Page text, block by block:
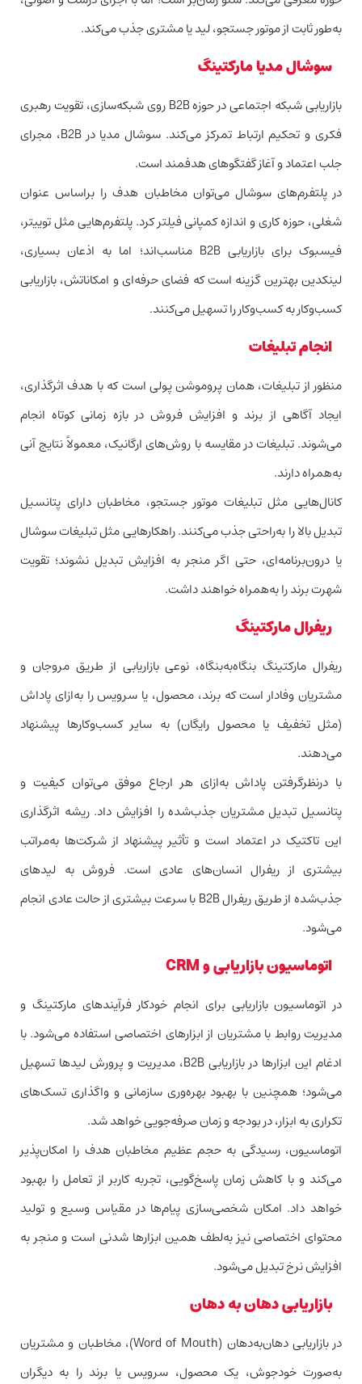
به‌طور ثابت از موتور جستجو، لید یا مشتری جذب می‌کند.
سوشال مدیا مارکتینگ
بازاریابی شبکه اجتماعی در حوزه B2B روی شبکه‌سازی، تقویت رهبری
فکری و تحکیم ارتباط تمرکز می‌کند. سوشال مدیا در B2B، مجرای
جلب اعتماد و آغاز گفتگوهای هدفمند است.
در پلتفرم‌های سوشال می‌توان مخاطبان هدف را براساس عنوان
شغلی، حوزه کاری و اندازه کمپانی فیلتر کرد. پلتفرم‌هایی مثل توییتر،
فیسبوک برای بازاریابی B2B مناسب‌اند؛ اما به اذعان بسیاری،
لینکدین بهترین گزینه است که فضای حرفه‌ای و امکاناتش، بازاریابی
کسب‌وکار به کسب‌وکار را تسهیل می‌کنند.
انجام تبلیغات
منظور از تبلیغات، همان پروموشن پولی است که با هدف اثرگذاری،
ایجاد آگاهی از برند و افزایش فروش در بازه زمانی کوتاه انجام
می‌شوند. تبلیغات در مقایسه با روش‌های ارگانیک، معمولاً نتایج آنی
به‌همراه دارند.
کانال‌هایی مثل تبلیغات موتور جستجو، مخاطبان دارای پتانسیل
تبدیل بالا را به‌راحتی جذب می‌کنند. راهکارهایی مثل تبلیغات سوشال
یا درون‌برنامه‌ای، حتی اگر منجر به افزایش تبدیل نشوند؛ تقویت
شهرت برند را به‌همراه خواهند داشت.
ریفرال مارکتینگ
ریفرال مارکتینگ بنگاه‌به‌بنگاه، نوعی بازاریابی از طریق مروجان و
مشتریان وفادار است که برند، محصول، یا سرویس را به‌ازای پاداش
(مثل تخفیف یا محصول رایگان) به سایر کسب‌وکارها پیشنهاد
می‌دهند.
با درنظرگرفتن پاداش به‌ازای هر ارجاع موفق می‌توان کیفیت و
پتانسیل تبدیل مشتریان جذب‌شده را افزایش داد. ریشه اثرگذاری
این تاکتیک در اعتماد است و تأثیر پیشنهاد از شرکت‌ها به‌مراتب
بیشتری از ریفرال انسان‌های عادی است. فروش به لیدهای
جذب‌شده از طریق ریفرال B2B با سرعت بیشتری از حالت عادی انجام
می‌شود.
اتوماسیون بازاریابی و CRM
در اتوماسیون بازاریابی برای انجام خودکار فرآیندهای مارکتینگ و
مدیریت روابط با مشتریان از ابزارهای اختصاصی استفاده می‌شود. با
ادغام این ابزارها در بازاریابی B2B، مدیریت و پرورش لید‌ها تسهیل
می‌شود؛‌ همچنین با بهبود بهره‌وری سازمانی و واگذاری تسک‌های
تکراری به ابزار،‌ در بودجه و زمان صرفه‌جویی خواهد شد.
اتوماسیون، رسیدگی به حجم عظیم مخاطبان هدف را امکان‌پذیر
می‌کند و با کاهش زمان پاسخ‌گویی، تجربه کاربر از تعامل را بهبود
خواهد داد. امکان‌ شخصی‌سازی پیام‌ها در مقیاس وسیع و تولید
محتوای اختصاصی نیز به‌لطف همین ابزارها شدنی است و منجر به
افزایش نرخ تبدیل می‌شود.
بازاریابی دهان به دهان
در بازاریابی دهان‌به‌دهان (Word of Mouth)، مخاطبان و مشتریان
به‌صورت خودجوش، یک محصول، سرویس یا برند را به دیگران